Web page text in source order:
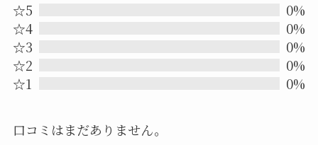
☆5
0%
☆4
0%
☆3
0%
☆2
0%
☆1
0%
口コミはまだありません。